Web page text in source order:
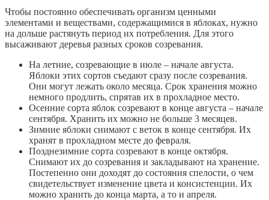
Чтобы постоянно обеспечивать организм ценными
элементами и веществами, содержащимися в яблоках, нужно
на дольше растянуть период их потребления. Для этого
высаживают деревья разных сроков созревания.
На летние, созревающие в июле – начале августа.
Яблоки этих сортов съедают сразу после созревания.
Они могут лежать около месяца. Срок хранения можно
немного продлить, спрятав их в прохладное место.
Осенние сорта яблок созревают в конце августа – начале
сентября. Хранить их можно не больше 3 месяцев.
Зимние яблоки снимают с веток в конце сентября. Их
хранят в прохладном месте до февраля.
Позднезимние сорта созревают в конце октября.
Снимают их до созревания и закладывают на хранение.
Постепенно они доходят до состояния спелости, о чем
свидетельствует изменение цвета и консистенции. Их
можно хранить до конца марта, а то и апреля.